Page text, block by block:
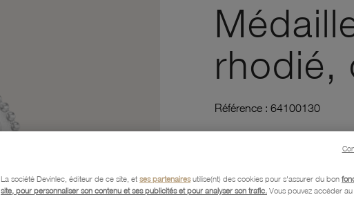
rhodié,
Référence : 64100130
La société Devinlec, éditeur de ce site, et ses partenairesutilise(nt) des cookies pour s'assurer du bon
site, pour personnaliser son contenu et ses publicités et pour analyser son trafic. Vous pouvez accéder